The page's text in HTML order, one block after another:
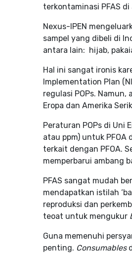
terkontaminasi PFAS
Nexus-IPEN
sampel yang dibeli di
antara lain: hijab,
Hal ini sangat ironis
Implementation Plan
regulasi POPs.
Eropa dan Amerika
Peraturan POPs di Uni
atau ppm) untuk
terkait dengan PFOA.
memperbarui ambang
PFAS sangat mudah
mendapatkan istilah
reproduksi dan
teoat untuk mengukur
Guna memenuhi
penting. Consumables